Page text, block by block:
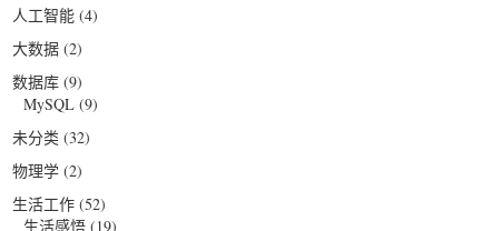
人工智能 (4)
大数据 (2)
数据库 (9)
MySQL (9)
未分类 (32)
物理学 (2)
生活工作 (52)
生活感悟 (19)